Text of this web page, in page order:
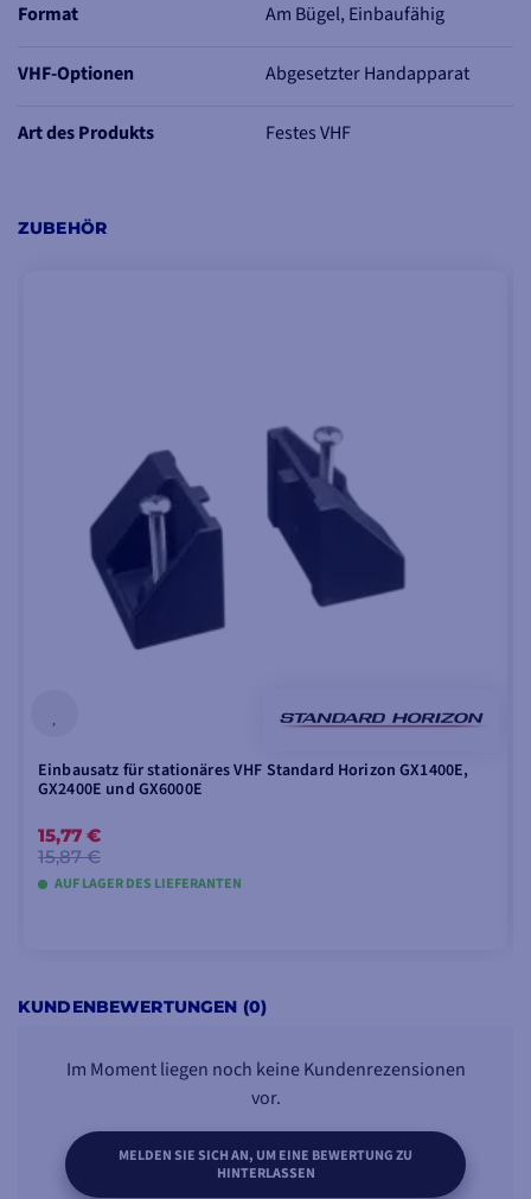
Format Am Bügel, Einbaufähig
VHF-Optionen Abgesetzter Handapparat
Art des Produkts Festes VHF
Schiffsname, MMSI, BRG, COG, SOG, DST
ClearVoice-Lautsprechermikrofon zur Unterdrückung von
Vom Benutzer programmierbarer Suchlauf, Priority Watch
hintergrundbeleuchtetes Display und Tastatur
DSC-Notruf, Einzelruf, Notruf, Sicherheitsruf, Positionsbericht
Gewicht: 1,6 kg
Stromversorgung: 12 V
Anschlüsse NMEA 0183 und NMEA 2000
ZUBEHÖR
Einbausatz für stationäres VHF Standard Horizon GX1400E,
GX2400E und GX6000E
15,77 €
15,87 €
AUF LAGER DES LIEFERANTEN
KUNDENBEWERTUNGEN (0)
Im Moment liegen noch keine Kundenrezensionen
vor.
MELDEN SIE SICH AN, UM EINE BEWERTUNG ZU
HINTERLASSEN